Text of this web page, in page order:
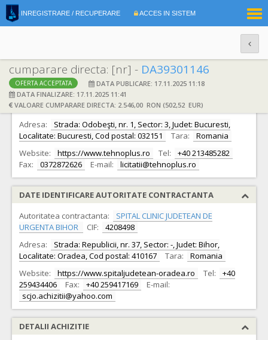
INREGISTRARE / RECUPERARE ACCES IN SISTEM
cumparare directa: [nr] - DA39301146
OFERTA ACCEPTATA
DATA PUBLICARE: 17.11.2025 11:18
DATA FINALIZARE: 17.11.2025 11:41
VALOARE CUMPARARE DIRECTA: 2.546,00 RON (502,52 EUR)
DATE IDENTIFICARE OFERTANT
Ofertant: S.C. TEHNOPLUS MEDICAL S.R.L. CIF: 4261939
Adresa:
Strada: Odobeşti, nr. 1, Sector: 3, Judet: Bucuresti,
Localitate: Bucuresti, Cod postal: 032151
Tara:
Romania
Website:
https://www.tehnoplus.ro Tel:
+40 213485282
Fax:
0372872626 E-mail: licitatii@tehnoplus.ro
DATE IDENTIFICARE AUTORITATE CONTRACTANTA
Autoritatea contractanta:
SPITAL CLINIC JUDETEAN DE
URGENTA BIHOR
CIF:
4208498
Adresa:
Strada: Republicii, nr. 37, Sector: -, Judet: Bihor,
Localitate: Oradea, Cod postal: 410167
Tara:
Romania
Website:
https://www.spitaljudetean-oradea.ro Tel:
+40
259434406
Fax: +40 259417169
E-mail:
scjo.achizitii@yahoo.com
DETALII ACHIZITIE